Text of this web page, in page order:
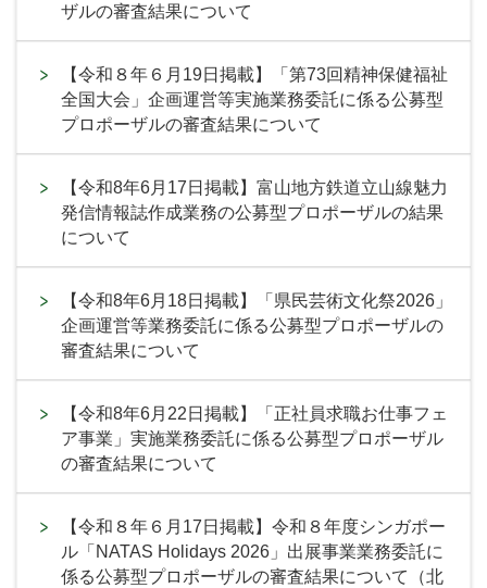
ザルの審査結果について
【令和８年６月19日掲載】「第73回精神保健福祉
全国大会」企画運営等実施業務委託に係る公募型
プロポーザルの審査結果について
【令和8年6月17日掲載】富山地方鉄道立山線魅力
発信情報誌作成業務の公募型プロポーザルの結果
について
【令和8年6月18日掲載】「県民芸術文化祭2026」
企画運営等業務委託に係る公募型プロポーザルの
審査結果について
【令和8年6月22日掲載】「正社員求職お仕事フェ
ア事業」実施業務委託に係る公募型プロポーザル
の審査結果について
【令和８年６月17日掲載】令和８年度シンガポー
ル「NATAS Holidays 2026」出展事業業務委託に
係る公募型プロポーザルの審査結果について（北